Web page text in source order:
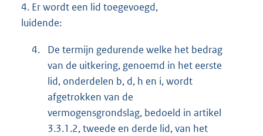
4. Er wordt een lid toegevoegd,
luidende:
4.
De termijn gedurende welke het bedrag
van de uitkering, genoemd in het eerste
lid, onderdelen b, d, h en i, wordt
afgetrokken van de
vermogensgrondslag, bedoeld in artikel
3.3.1.2, tweede en derde lid, van het